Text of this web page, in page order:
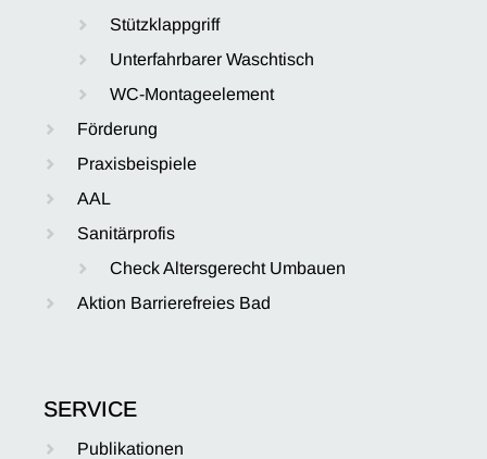
Stützklappgriff
Unterfahrbarer Waschtisch
WC-Montageelement
Förderung
Praxisbeispiele
AAL
Sanitärprofis
Check Altersgerecht Umbauen
Aktion Barrierefreies Bad
SERVICE
Publikationen